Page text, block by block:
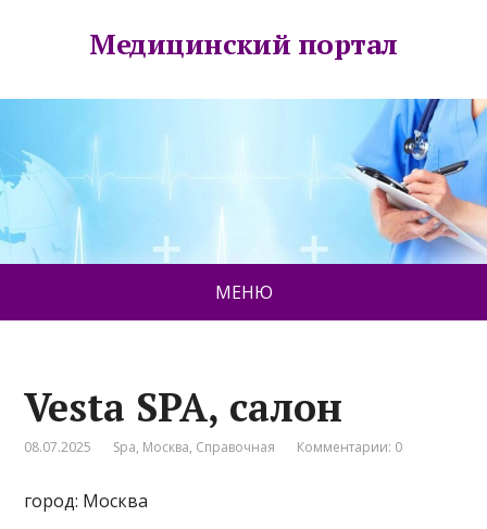
Медицинский портал
МЕНЮ
Vesta SPA, салон
08.07.2025 Spa, Москва, Справочная Комментарии: 0
город: Москва